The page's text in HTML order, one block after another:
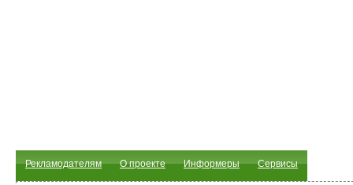
Рекламодателям О проекте Информеры Сервисы